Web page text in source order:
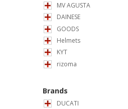
MV AGUSTA
DAINESE
GOODS
Helmets
KYT
rizoma
Brands
DUCATI